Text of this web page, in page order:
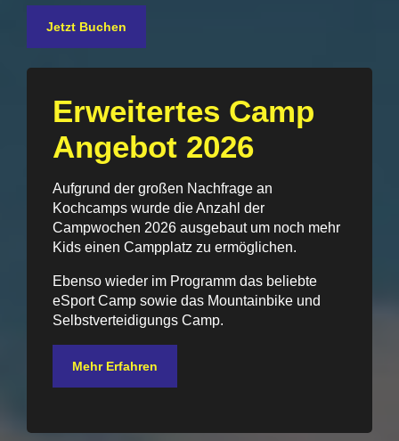
Jetzt Buchen
Erweitertes Camp
Angebot 2026
Aufgrund der großen Nachfrage an
Kochcamps wurde die Anzahl der
Campwochen 2026 ausgebaut um noch mehr
Kids einen Campplatz zu ermöglichen.
Ebenso wieder im Programm das beliebte
eSport Camp sowie das Mountainbike und
Selbstverteidigungs Camp.
Mehr Erfahren